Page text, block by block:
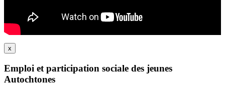
x
Emploi et participation sociale des jeunes
Autochtones